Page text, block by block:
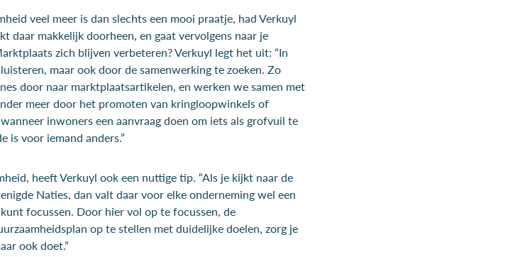
veel meer is dan slechts een mooi praatje, had Verkuyl
daar makkelijk doorheen, en gaat vervolgens naar je
zich blijven verbeteren? Verkuyl legt het uit: “In
maar ook door de samenwerking te zoeken. Zo
door naar marktplaatsartikelen, en werken we samen met
meer door het promoten van kringloopwinkels of
inwoners een aanvraag doen om iets als grofvuil te
is voor iemand anders.”
heeft Verkuyl ook een nuttige tip. “Als je kijkt naar de
Naties, dan valt daar voor elke onderneming wel een
focussen. Door hier vol op te focussen, de
op te stellen met duidelijke doelen, zorg je
ook doet.”